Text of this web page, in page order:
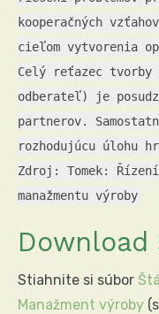
kooperačných
cieľom vytvorenia
Celý reťazec tvorby
odberateľ) je
partnerov.
rozhodujúcu úlohu
Zdroj: Tomek:
manažmentu výroby
Download
Stiahnite si súbor
Manažment výroby